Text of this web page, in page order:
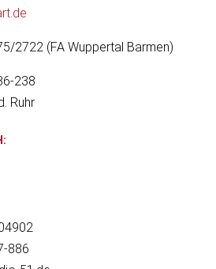
2722 (FA Wuppertal Barmen)
238
Ruhr
886